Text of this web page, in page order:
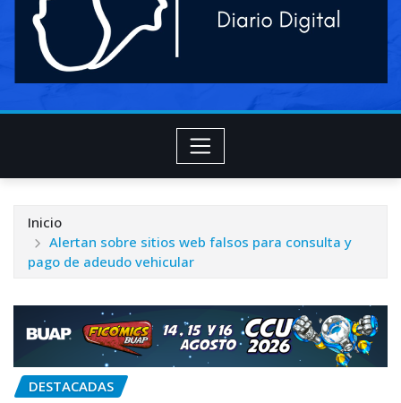
Inicio
Alertan sobre sitios web falsos para consulta y
pago de adeudo vehicular
DESTACADAS